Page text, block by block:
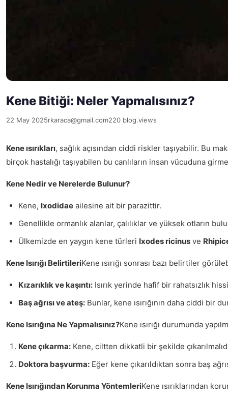
Kene Bitiği: Neler Yapmalısınız?
22 May 2025rkaraca@gmail.com220 blog.views
Kene ısırıkları, sağlık açısından ciddi riskler taşıyabilir. Bu
birçok hastalığı taşıyabilen bu canlıların insan vücuduna
Kene Nedir ve Nerelerde Bulunur?
Kene, Ixodidae ailesine ait bir parazittir.
Genellikle ormanlık alanlar, çalılıklar ve yüksek otların
Ülkemizde en yaygın kene türleri Ixodes ricinus ve
Kene Isırığı BelirtileriKene ısırığı sonrası bazı belirtiler
Kızarıklık ve kaşıntı: Isırık yerinde hafif bir rahatsızlık
Baş ağrısı ve ateş: Bunlar, kene ısırığının daha ciddi bir
Kene Isırığına Ne Yapmalısınız?Kene ısırığı durumunda
Kene çıkarma: Kene, ciltten dikkatli bir şekilde
Doktora başvurma: Eğer kene çıkarıldıktan sonra baş
Kene Isırığından Korunma YöntemleriKene ısırıklarından